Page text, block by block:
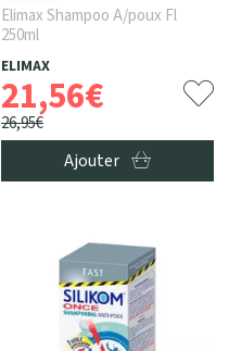
Elimax Shampoo A/poux Fl
250ml
ELIMAX
21,56€
26,95€
Ajouter